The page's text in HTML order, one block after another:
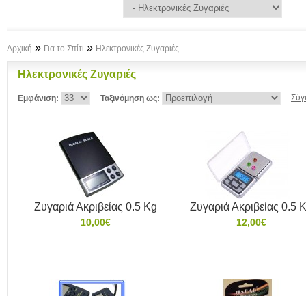
Αρχική » Για το Σπίτι » Ηλεκτρονικές Ζυγαριές
Ηλεκτρονικές Ζυγαριές
Εμφάνιση: Ταξινόμηση ως:
Ζυγαριά Ακριβείας 0.5 Kg
10,00€
Ζυγαριά Ακριβείας 0.5
12,00€